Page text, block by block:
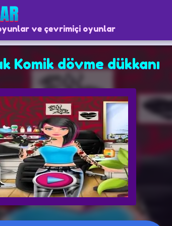
ve çevrimiçi oyunlar
Komik dövme dükkanı